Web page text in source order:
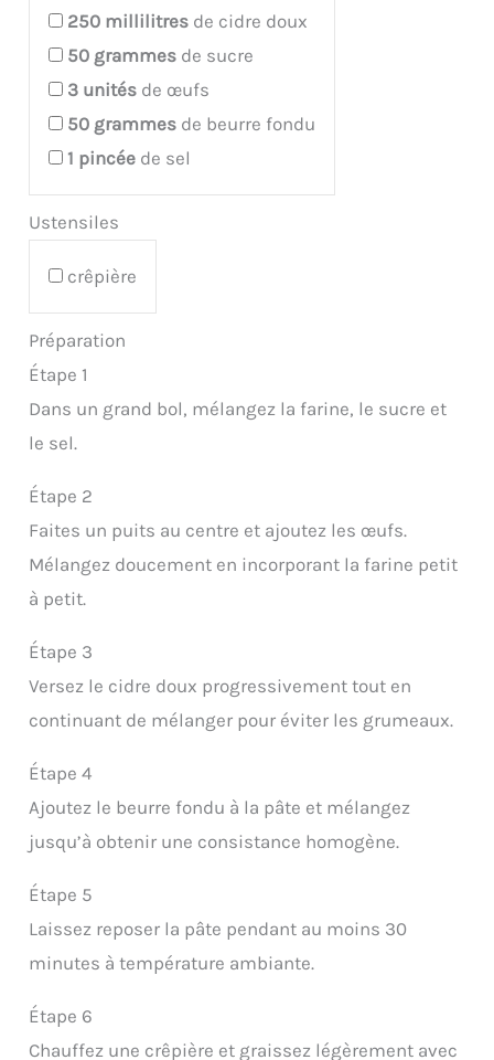
250 millilitres de cidre doux
50 grammes de sucre
3 unités de œufs
50 grammes de beurre fondu
1 pincée de sel
Ustensiles
crêpière
Préparation
Étape 1
Dans un grand bol, mélangez la farine, le sucre et
le sel.
Étape 2
Faites un puits au centre et ajoutez les œufs.
Mélangez doucement en incorporant la farine petit
à petit.
Étape 3
Versez le cidre doux progressivement tout en
continuant de mélanger pour éviter les grumeaux.
Étape 4
Ajoutez le beurre fondu à la pâte et mélangez
jusqu’à obtenir une consistance homogène.
Étape 5
Laissez reposer la pâte pendant au moins 30
minutes à température ambiante.
Étape 6
Chauffez une crêpière et graissez légèrement avec